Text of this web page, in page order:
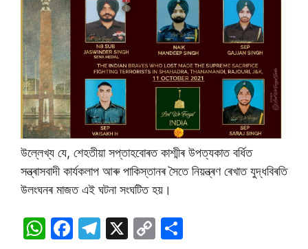
উল্লেখ্য যে, শেহতীয়া সপ্তাহবোৰত কাশ্মীৰ উপত্যকাত বৰ্ধিত
সন্ত্ৰাসবাদী কাৰ্যকলাপ আৰু পাকিস্তানৰ সৈতে নিয়ন্ত্ৰণ ৰেখাত যুদ্ধবিৰতি
উলংঘনৰ মাজত এই ঘটনা সংঘটিত হয়।
W F
T
X
C